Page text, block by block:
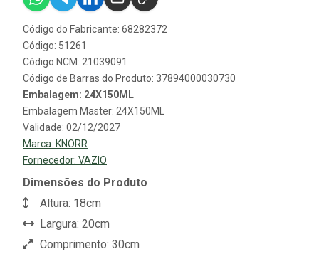
Código do Fabricante: 68282372
Código: 51261
Código NCM: 21039091
Código de Barras do Produto: 37894000030730
Embalagem: 24X150ML
Embalagem Master: 24X150ML
Validade: 02/12/2027
Marca: KNORR
Fornecedor: VAZIO
Dimensões do Produto
Altura: 18cm
Largura: 20cm
Comprimento: 30cm